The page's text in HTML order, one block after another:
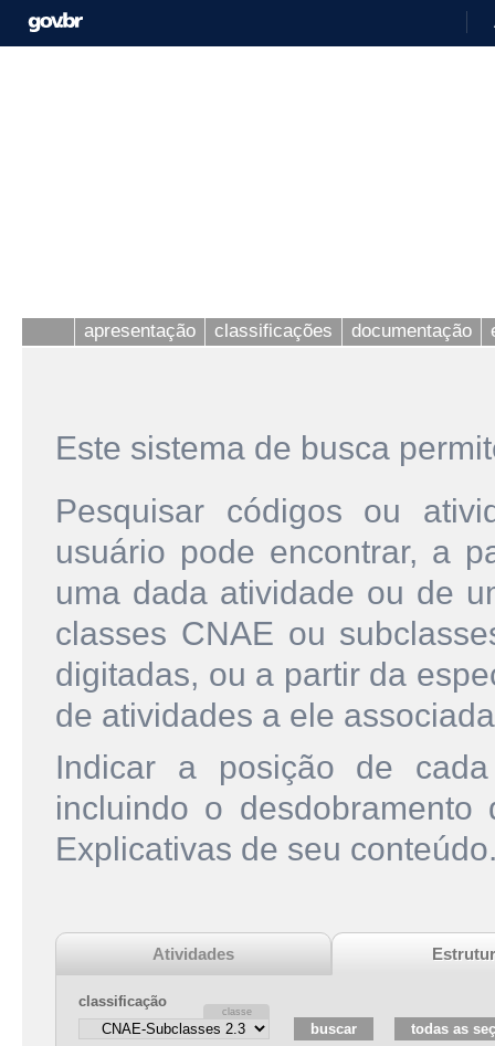
apresentação classificações documentação
Este sistema de busca
Pesquisar códigos ou
usuário pode encontrar, a
uma dada atividade ou de
classes CNAE ou
digitadas, ou a partir da
de atividades a ele
Indicar a posição de
incluindo o
Explicativas de seu
Atividades
classificação